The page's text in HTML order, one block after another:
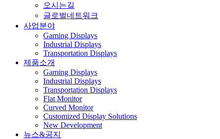
오시는길
글로벌네트워크
사업분야
Gaming Displays
Industrial Displays
Transportation Displays
제품소개
Gaming Displays
Industrial Displays
Transportation Displays
Flat Monitor
Curved Monitor
Customized Display Solutions
New Development
뉴스&공지